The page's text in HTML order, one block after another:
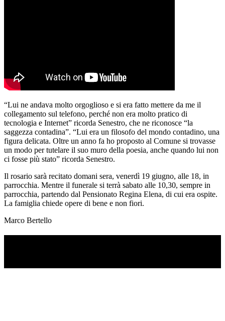
“Lui ne andava molto orgoglioso e si era fatto mettere da me il
collegamento sul telefono, perché non era molto pratico di
tecnologia e Internet” ricorda Senestro, che ne riconosce “la
saggezza contadina”. “Lui era un filosofo del mondo contadino, una
figura delicata. Oltre un anno fa ho proposto al Comune si trovasse
un modo per tutelare il suo muro della poesia, anche quando lui non
ci fosse più stato” ricorda Senestro.
Il rosario sarà recitato domani sera, venerdì 19 giugno, alle 18, in
parrocchia. Mentre il funerale si terrà sabato alle 10,30, sempre in
parrocchia, partendo dal Pensionato Regina Elena, di cui era ospite.
La famiglia chiede opere di bene e non fiori.
Marco Bertello